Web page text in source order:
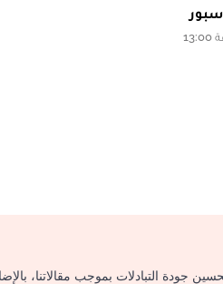
جودة التبادلات بموجب مقالاتنا،